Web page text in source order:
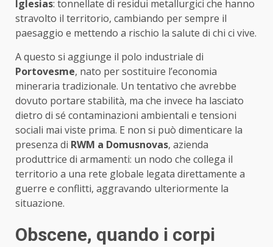
Iglesias: tonnellate di residui metallurgici che hanno
stravolto il territorio, cambiando per sempre il
paesaggio e mettendo a rischio la salute di chi ci vive.
A questo si aggiunge il polo industriale di
Portovesme, nato per sostituire l’economia
mineraria tradizionale. Un tentativo che avrebbe
dovuto portare stabilità, ma che invece ha lasciato
dietro di sé contaminazioni ambientali e tensioni
sociali mai viste prima. E non si può dimenticare la
presenza di RWM a Domusnovas, azienda
produttrice di armamenti: un nodo che collega il
territorio a una rete globale legata direttamente a
guerre e conflitti, aggravando ulteriormente la
situazione.
Obscene, quando i corpi